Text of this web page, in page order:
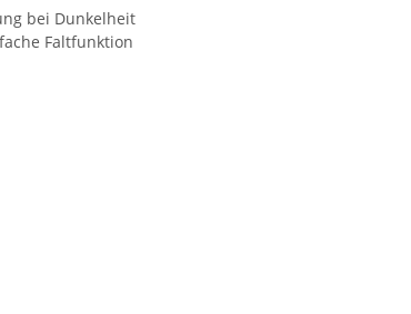
bei Dunkelheit
Faltfunktion